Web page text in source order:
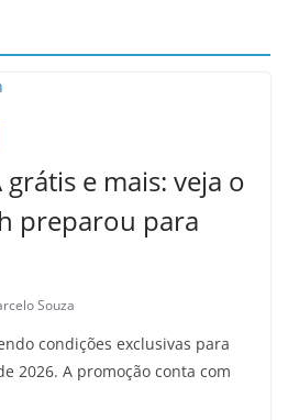
grátis e mais: veja o
preparou para
Souza
condições exclusivas para
2026. A promoção conta com